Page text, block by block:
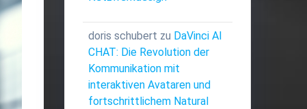
doris schubert zu DaVinci AI
CHAT: Die Revolution der
Kommunikation mit
interaktiven Avataren und
fortschrittlichem Natural